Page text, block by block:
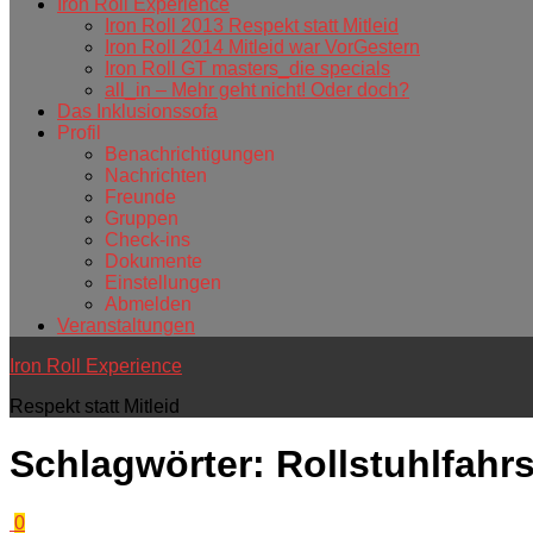
Iron Roll Experience
Iron Roll 2013 Respekt statt Mitleid
Iron Roll 2014 Mitleid war VorGestern
Iron Roll GT masters_die specials
all_in – Mehr geht nicht! Oder doch?
Das Inklusionssofa
Profil
Benachrichtigungen
Nachrichten
Freunde
Gruppen
Check-ins
Dokumente
Einstellungen
Abmelden
Veranstaltungen
Iron Roll Experience
Respekt statt Mitleid
Schlagwörter:
0